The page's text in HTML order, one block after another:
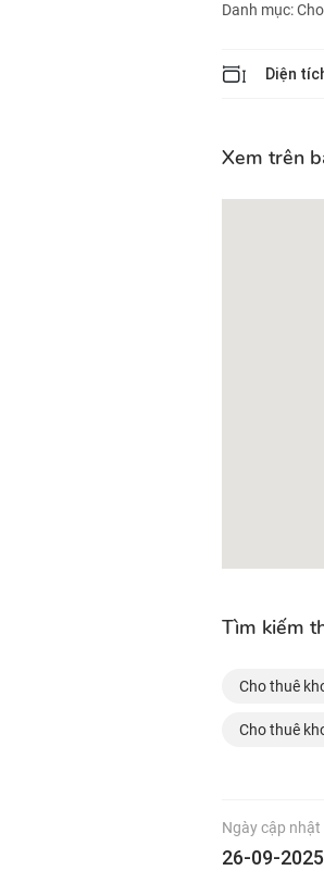
Danh mục:
Diện
Xem trên
Tìm kiếm
Cho thuê
Cho thuê
Ngày cập nhật
26-09-2025